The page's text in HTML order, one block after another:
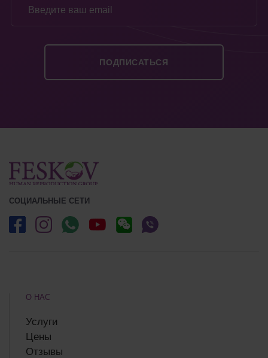
СОЦИАЛЬНЫЕ СЕТИ
О НАС
Услуги
Цены
Отзывы